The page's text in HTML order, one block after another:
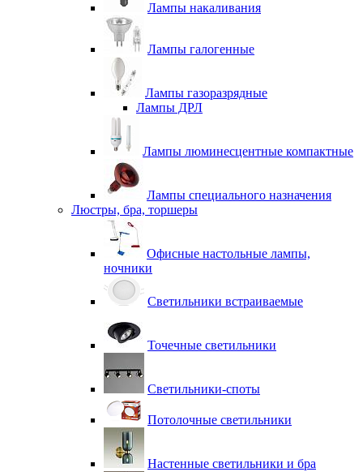
Лампы накаливания
Лампы галогенные
Лампы газоразрядные
Лампы ДРЛ
Лампы люминесцентные компактные
Лампы специального назначения
Люстры, бра, торшеры
Офисные настольные лампы,
ночники
Светильники встраиваемые
Точечные светильники
Светильники-споты
Потолочные светильники
Настенные светильники и бра